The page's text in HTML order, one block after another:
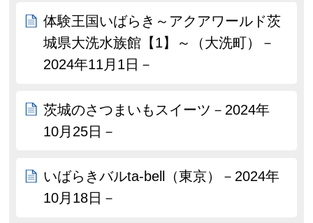
体験王国いばらき～アクアワールド茨
城県大洗水族館【1】～（大洗町）－
2024年11月1日－
茨城のさつまいもスイーツ－2024年
10月25日－
いばらきバルta-bell（東京）－2024年
10月18日－